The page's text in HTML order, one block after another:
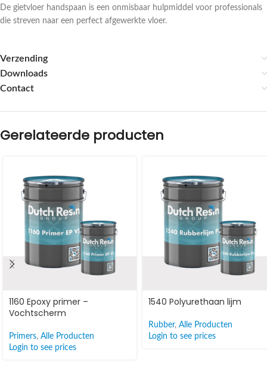
De gietvloer handspaan is een onmisbaar hulpmiddel voor professionals
die streven naar een perfect afgewerkte vloer.
Verzending
Downloads
Contact
Gerelateerde producten
1160 Epoxy primer –
Vochtscherm
Primers, Alle Producten
Login to see prices
1540 Polyurethaan lijm
Rubber, Alle Producten
Login to see prices